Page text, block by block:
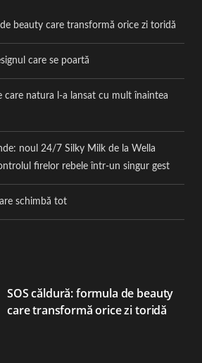
beauty care transformă orice zi toridă
care se poartă
care natura l-a lansat cu mult înaintea
noul 24/7 Silky Milk de la Wella
firelor rebele într-un singur gest
schimbă tot
SOS căldură: formula de beauty
care transformă orice zi toridă